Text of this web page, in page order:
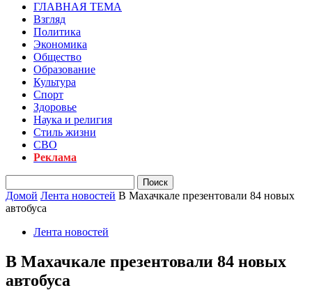
ГЛАВНАЯ ТЕМА
Взгляд
Политика
Экономика
Общество
Образование
Культура
Спорт
Здоровье
Наука и религия
Стиль жизни
СВО
Реклама
Домой Лента новостей В Махачкале презентовали 84 новых
автобуса
Лента новостей
В Махачкале презентовали 84 новых
автобуса